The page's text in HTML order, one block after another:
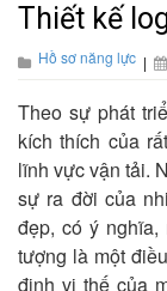
Thiết kế
Hồ sơ năng lực |
Theo sự phát
kích thích của
lĩnh vực vận tải.
sự ra đời của
đẹp, có ý
tượng là một
định vị thế của